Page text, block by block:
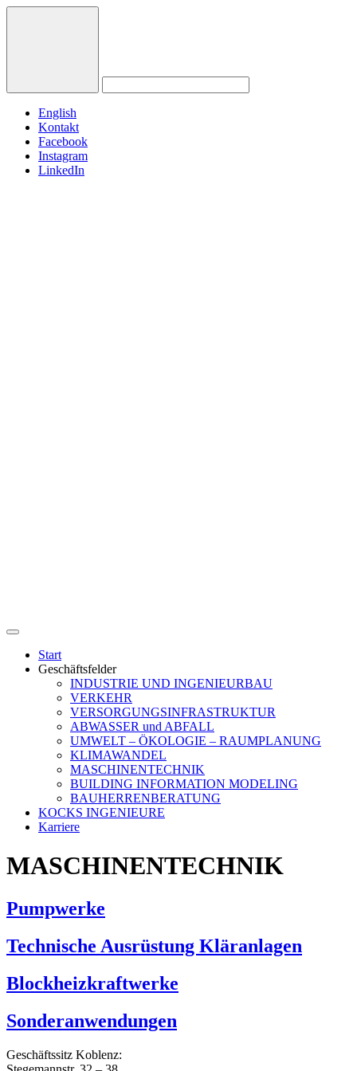
English
Kontakt
Facebook
Instagram
LinkedIn
Start
Geschäftsfelder
INDUSTRIE UND INGENIEURBAU
VERKEHR
VERSORGUNGSINFRASTRUKTUR
ABWASSER und ABFALL
UMWELT – ÖKOLOGIE – RAUMPLANUNG
KLIMAWANDEL
MASCHINENTECHNIK
BUILDING INFORMATION MODELING
BAUHERRENBERATUNG
KOCKS INGENIEURE
Karriere
MASCHINENTECHNIK
Pumpwerke
Technische Ausrüstung Kläranlagen
Blockheizkraftwerke
Sonderanwendungen
Geschäftssitz Koblenz: